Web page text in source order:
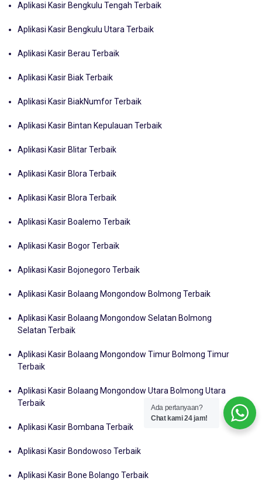
Aplikasi Kasir Bengkulu Tengah Terbaik
Aplikasi Kasir Bengkulu Utara Terbaik
Aplikasi Kasir Berau Terbaik
Aplikasi Kasir Biak Terbaik
Aplikasi Kasir BiakNumfor Terbaik
Aplikasi Kasir Bintan Kepulauan Terbaik
Aplikasi Kasir Blitar Terbaik
Aplikasi Kasir Blora Terbaik
Aplikasi Kasir Blora Terbaik
Aplikasi Kasir Boalemo Terbaik
Aplikasi Kasir Bogor Terbaik
Aplikasi Kasir Bojonegoro Terbaik
Aplikasi Kasir Bolaang Mongondow Bolmong Terbaik
Aplikasi Kasir Bolaang Mongondow Selatan Bolmong
Selatan Terbaik
Aplikasi Kasir Bolaang Mongondow Timur Bolmong Timur
Terbaik
Aplikasi Kasir Bolaang Mongondow Utara Bolmong Utara
Terbaik
Aplikasi Kasir Bombana Terbaik
Aplikasi Kasir Bondowoso Terbaik
Aplikasi Kasir Bone Bolango Terbaik
Ada pertanyaan?
Chat kami 24 jam!